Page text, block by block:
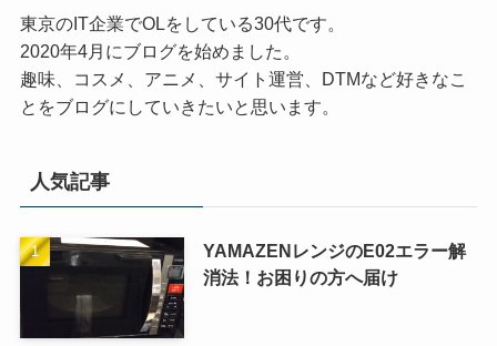
東京のIT企業でOLをしている30代です。
2020年4月にブログを始めました。
趣味、コスメ、アニメ、サイト運営、DTMなど好きなこ
とをブログにしていきたいと思います。
人気記事
YAMAZENレンジのE02エラー解
消法！お困りの方へ届け